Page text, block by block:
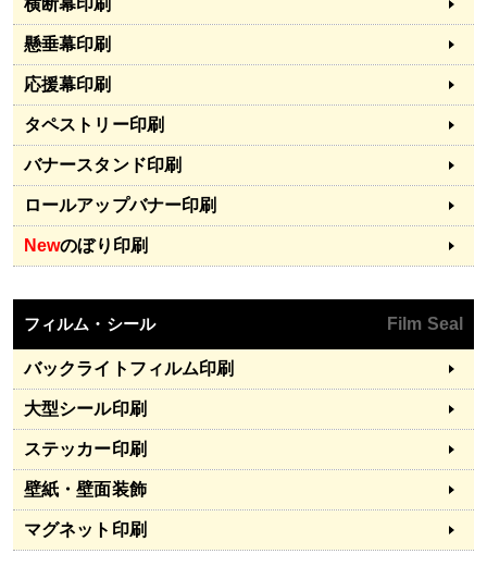
懸垂幕印刷
応援幕印刷
タペストリー印刷
バナースタンド印刷
ロールアップバナー印刷
Newのぼり印刷
フィルム・シール Film Seal
バックライトフィルム印刷
大型シール印刷
ステッカー印刷
壁紙・壁面装飾
マグネット印刷